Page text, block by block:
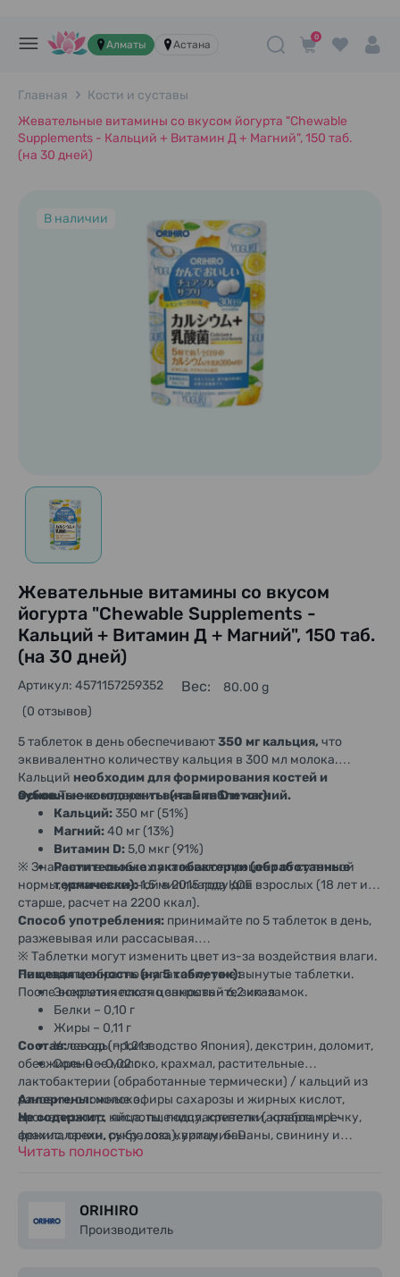
Алматы Астана
0
Главная
Кости и суставы
Жевательные витамины со вкусом йогурта "Chewable
Supplements - Кальций + Витамин Д + Магний", 150 таб.
(на 30 дней)
В наличии
Жевательные витамины со вкусом
йогурта "Chewable Supplements -
Кальций + Витамин Д + Магний", 150 таб.
(на 30 дней)
(0 отзывов)
Артикул: 4571157259352 Вес: 80.00 g
5 таблеток в день обеспечивают350 мг кальция, что
эквивалентно количеству кальция в 300 мл молока.
Кальций необходим для формирования костей и
зубов.Также содержитвитамин D и магний.
Основные компоненты (на 5 таблеток):
Кальций: 350 мг (51%)
Магний:40 мг (13%)
Витамин D:5,0 мкг (91%)
Растительные лактобактерии (обработанные
термически):1,5 миллиарда КОЕ
※ Значения в скобках указывают процент от суточной
нормы, установленной в 2015 году для взрослых (18 лет и
старше, расчет на 2200 ккал).
Способ употребления: принимайте по 5 таблеток в день,
разжевывая или рассасывая.
※ Таблетки могут изменить цвет из-за воздействия влаги.
Не кладите обратно в упаковку уже вынутые таблетки.
После вскрытия плотно закрывайте зип-замок.
Пищевая ценность (на 5 таблеток):
Энергетическая ценность – 6,2 ккал
Белки – 0,10 г
Жиры – 0,11 г
Углеводы – 1,21 г
Соль 0 – 0,02 г
Состав:сахар (производство Япония), декстрин, доломит,
обезжиренное молоко, крахмал, растительные
лактобактерии (обработанные термически) / кальций из
раковин, сложные эфиры сахарозы и жирных кислот,
ароматизатор, кислоты, подсластители (аспартам, L-
фенилаланин, сукралоза), витамин D.
Аллергены:молоко.
Не содержит:яйца, пшеницу, креветки, крабов, гречку,
арахис, орехи, рыбу, сою, курицу, бананы, свинину и
другие распространенные аллергены.
Читать полностью
ORIHIRO
Производитель